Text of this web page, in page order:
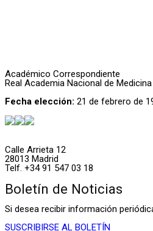
Académico Correspondiente
Real Academia Nacional de Medicina
Fecha elección: 21 de febrero de
Calle Arrieta 12
28013 Madrid
Telf. +34 91 547 03 18
Boletín de Noticias
Si desea recibir información
SUSCRIBIRSE AL BOLETÍN